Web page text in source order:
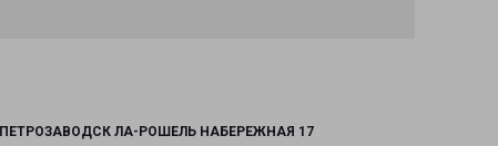
ПЕТРОЗАВОДСК ЛА-РОШЕЛЬ НАБЕРЕЖНАЯ 17